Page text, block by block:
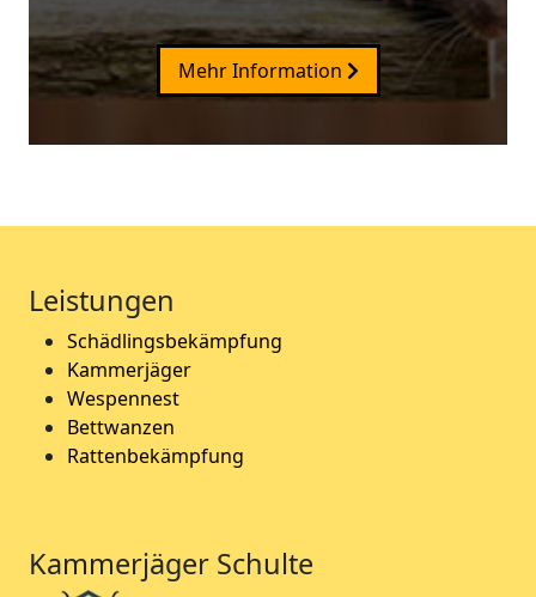
Mehr Information
Leistungen
Schädlingsbekämpfung
Kammerjäger
Wespennest
Bettwanzen
Rattenbekämpfung
Kammerjäger Schulte